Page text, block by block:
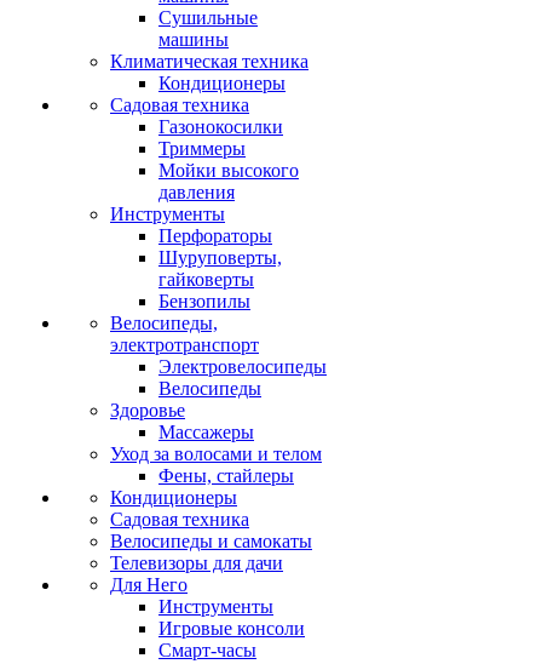
Сушильные
машины
Климатическая техника
Кондиционеры
Садовая техника
Газонокосилки
Триммеры
Мойки высокого
давления
Инструменты
Перфораторы
Шуруповерты,
гайковерты
Бензопилы
Велосипеды,
электротранспорт
Электровелосипеды
Велосипеды
Здоровье
Массажеры
Уход за волосами и телом
Фены, стайлеры
Кондиционеры
Садовая техника
Велосипеды и самокаты
Телевизоры для дачи
Для Него
Инструменты
Игровые консоли
Смарт-часы